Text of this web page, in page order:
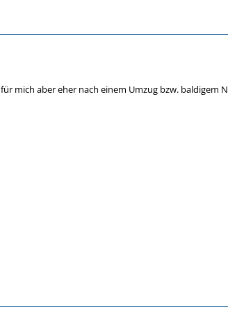
mich aber eher nach einem Umzug bzw.